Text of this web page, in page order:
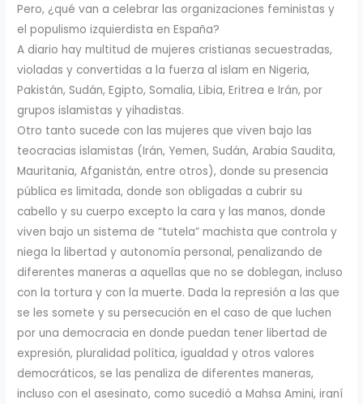
Pero, ¿qué van a celebrar las organizaciones feministas y
el populismo izquierdista en España?
A diario hay multitud de mujeres cristianas secuestradas,
violadas y convertidas a la fuerza al islam en Nigeria,
Pakistán, Sudán, Egipto, Somalia, Libia, Eritrea e Irán, por
grupos islamistas y yihadistas.
Otro tanto sucede con las mujeres que viven bajo las
teocracias islamistas (Irán, Yemen, Sudán, Arabia Saudita,
Mauritania, Afganistán, entre otros), donde su presencia
pública es limitada, donde son obligadas a cubrir su
cabello y su cuerpo excepto la cara y las manos, donde
viven bajo un sistema de “tutela” machista que controla y
niega la libertad y autonomía personal, penalizando de
diferentes maneras a aquellas que no se doblegan, incluso
con la tortura y con la muerte. Dada la represión a las que
se les somete y su persecución en el caso de que luchen
por una democracia en donde puedan tener libertad de
expresión, pluralidad política, igualdad y otros valores
democráticos, se las penaliza de diferentes maneras,
incluso con el asesinato, como sucedió a Mahsa Amini, iraní